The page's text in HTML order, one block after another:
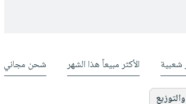
شعبية الأكثر مبيعاً هذا الشهر شحن مجاني